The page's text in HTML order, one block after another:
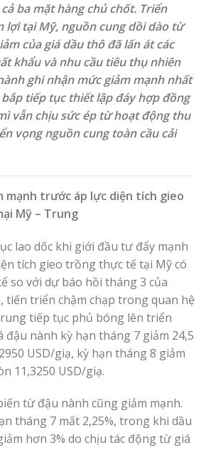
ba mặt hàng chủ chốt. Triển
lợi tại Mỹ, nguồn cung dồi dào từ
của giá dầu thô đã lấn át các
khẩu và nhu cầu tiêu thụ nhiên
ghi nhận mức giảm mạnh nhất
tiếp tục thiết lập đáy hợp đồng
vẫn chịu sức ép từ hoạt động thu
vọng nguồn cung toàn cầu cải
mạnh trước áp lực diện tích gieo
Mỹ – Trung
lao dốc khi giới đầu tư đẩy mạnh
tích gieo trồng thực tế tại Mỹ có
so với dự báo hồi tháng 3 của
tiến triển chậm chạp trong quan hệ
tiếp tục phủ bóng lên triển
đậu nành kỳ hạn tháng 7 giảm 24,5
USD/giạ, kỳ hạn tháng 8 giảm
11,3250 USD/giạ.
từ đậu nành cũng giảm mạnh.
tháng 7 mất 2,25%, trong khi dầu
hơn 3% do chịu tác động từ giá